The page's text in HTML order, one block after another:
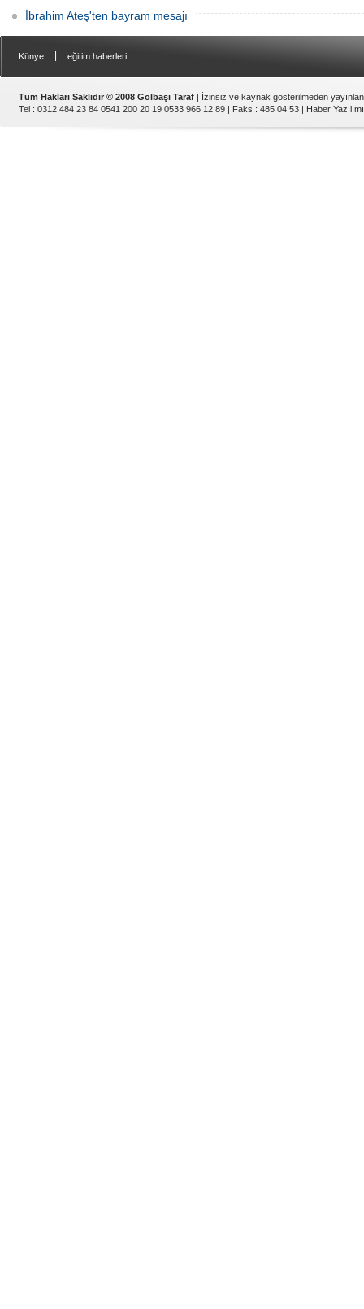
İbrahim Ateş'ten bayram mesajı
Künye eğitim haberleri
Tüm Hakları Saklıdır © 2008 Gölbaşı Taraf | İzinsiz ve kaynak gösterilmeden
Tel : 0312 484 23 84 0541 200 20 19 0533 966 12 89 | Faks : 485 04 53 | Haber Yazılımı